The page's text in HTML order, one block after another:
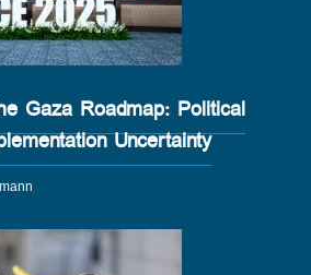
Gaza Roadmap: Political
Uncertainty